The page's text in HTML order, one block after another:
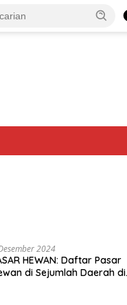
2024
HEWAN: Daftar Pasar
di Sejumlah Daerah di